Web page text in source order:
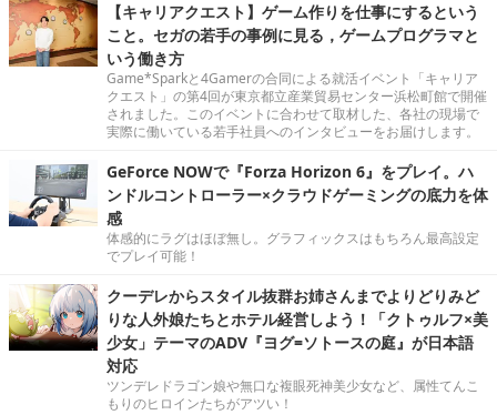
【キャリアクエスト】ゲーム作りを仕事にするという
こと。セガの若手の事例に見る，ゲームプログラマと
いう働き方
Game*Sparkと4Gamerの合同による就活イベント「キャリア
クエスト」の第4回が東京都立産業貿易センター浜松町館で開催
されました。このイベントに合わせて取材した、各社の現場で
実際に働いている若手社員へのインタビューをお届けします。
GeForce NOWで『Forza Horizon 6』をプレイ。ハ
ンドルコントローラー×クラウドゲーミングの底力を体
感
体感的にラグはほぼ無し。グラフィックスはもちろん最高設定
でプレイ可能！
クーデレからスタイル抜群お姉さんまでよりどりみど
りな人外娘たちとホテル経営しよう！「クトゥルフ×美
少女」テーマのADV『ヨグ=ソトースの庭』が日本語
対応
ツンデレドラゴン娘や無口な複眼死神美少女など、属性てんこ
もりのヒロインたちがアツい！